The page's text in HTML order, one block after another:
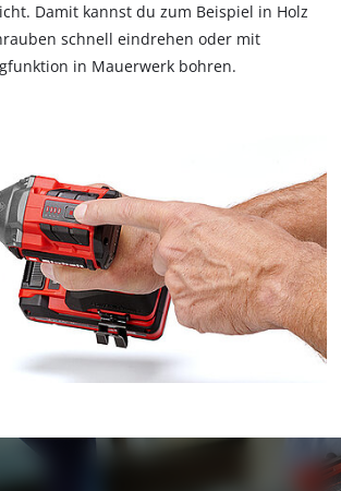
Damit kannst du zum Beispiel in Holz
schnell eindrehen oder mit
in Mauerwerk bohren.